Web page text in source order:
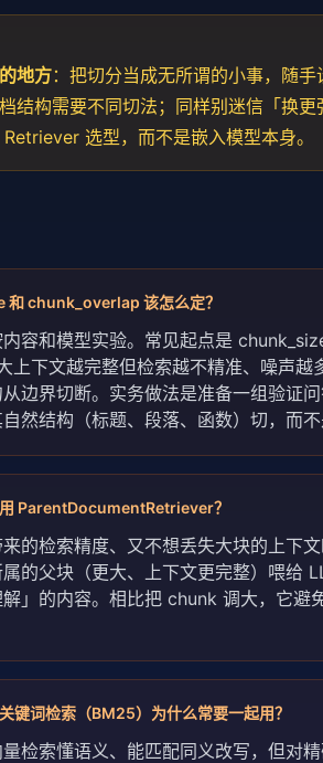
地方：把切分当成无所谓的小事，随
结构需要不同切法；同样别迷信「换
选型，而不是嵌入模型本身。
chunk_overlap 该怎么定？
内容和模型实验。常见起点是
上下文越完整但检索越不精准、噪声
边界切断。实务做法是准备一组验证
然结构（标题、段落、函数）切，而不
ParentDocumentRetriever？
的检索精度、又不想丢失大块的上下
的父块（更大、上下文更完整）喂给
」的内容。相比把 chunk 调大，它
键词检索（BM25）为什么常要一起用？
检索懂语义、能匹配同义改写，但对